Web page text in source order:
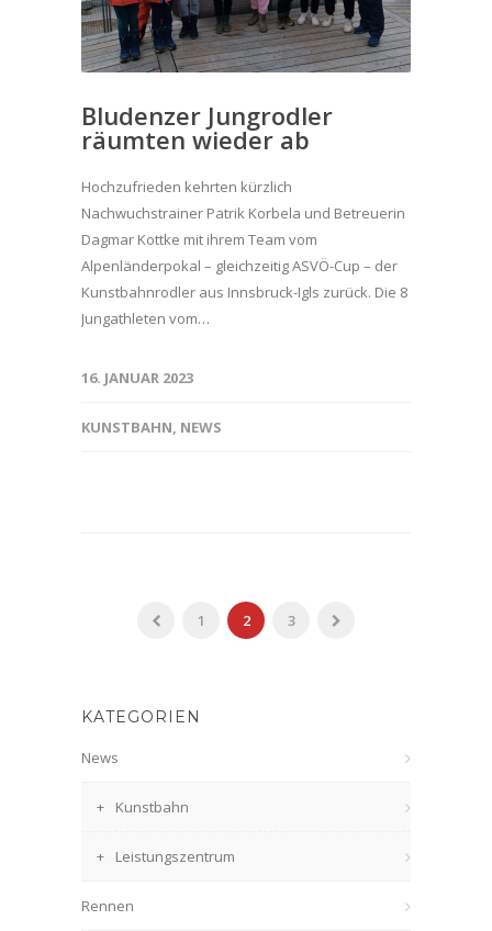
Bludenzer Jungrodler
räumten wieder ab
Hochzufrieden kehrten kürzlich
Nachwuchstrainer Patrik Korbela und Betreuerin
Dagmar Kottke mit ihrem Team vom
Alpenländerpokal – gleichzeitig ASVÖ-Cup – der
Kunstbahnrodler aus Innsbruck-Igls zurück. Die 8
Jungathleten vom…
16. JANUAR 2023
KUNSTBAHN, NEWS
1 2 3
KATEGORIEN
News
Kunstbahn
Leistungszentrum
Rennen